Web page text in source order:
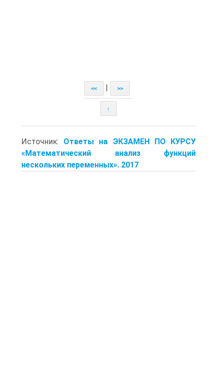
<< >>
↑
Источник: Ответы на ЭКЗАМЕН ПО КУРСУ
«Математический анализ функций
нескольких переменных». 2017